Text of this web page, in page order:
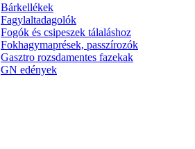
Bárkellékek
Fagylaltadagolók
Fogók és csipeszek tálaláshoz
Fokhagymaprések, passzírozók
Gasztro rozsdamentes fazekak
GN edények